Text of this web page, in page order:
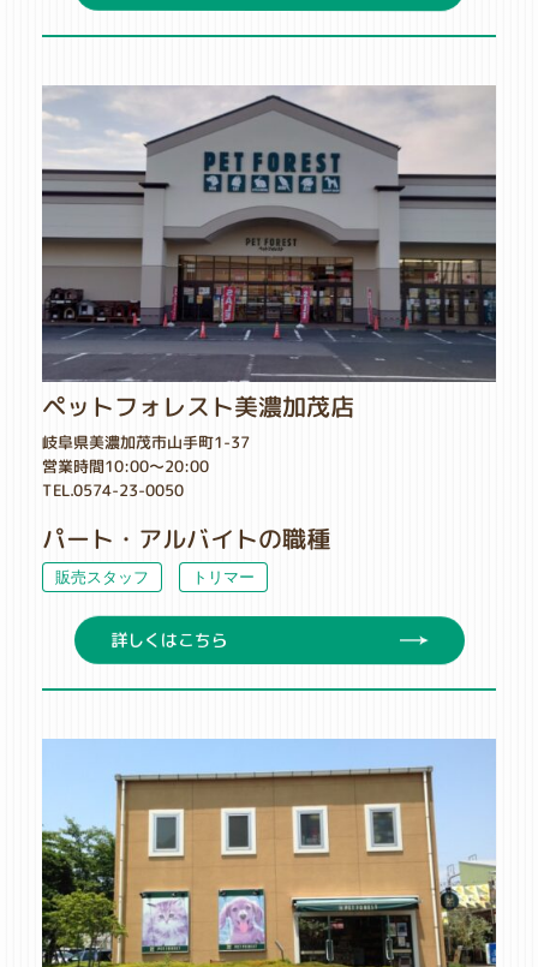
ペットフォレスト美濃加茂店
岐阜県美濃加茂市山手町1-37
営業時間10:00～20:00
TEL.0574-23-0050
パート・アルバイトの職種
販売スタッフ トリマー
詳しくはこちら